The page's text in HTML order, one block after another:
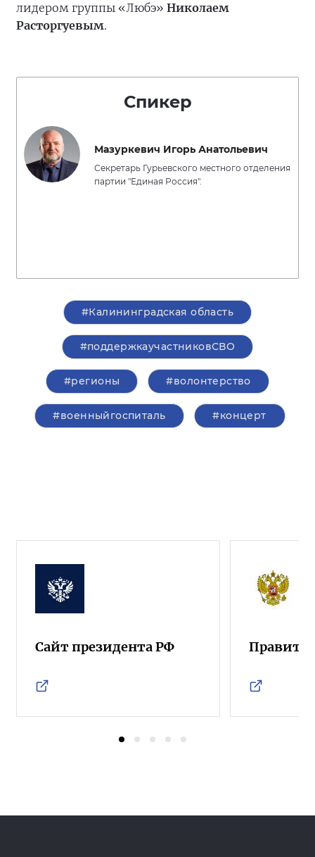
лидером группы «Любэ» Николаем
Расторгуевым.
Спикер
Мазуркевич Игорь Анатольевич
Секретарь Гурьевского местного отделения
партии "Единая Россия".
#Калининградская область
#поддержкаучастниковСВО
#регионы #волонтерство
#военныйгоспиталь #концерт
Сайт президента РФ